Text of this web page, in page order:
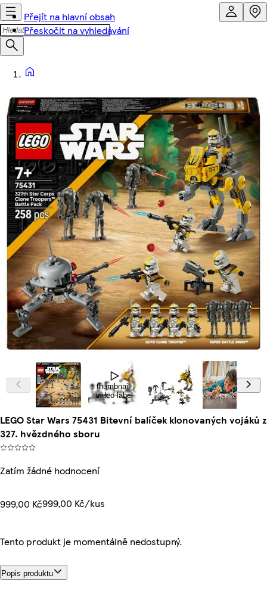
Přejít na hlavní obsah
Přeskočit na vyhledávání
thumbnail-
video-label
LEGO Star Wars 75431 Bitevní balíček klonovaných vojáků z
327. hvězdného sboru
Zatím žádné hodnocení
999,00 Kč999,00 Kč/kus
Tento produkt je momentálně nedostupný.
Popis produktu